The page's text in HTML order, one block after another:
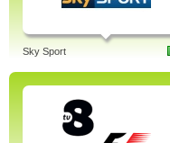
Sky Sport